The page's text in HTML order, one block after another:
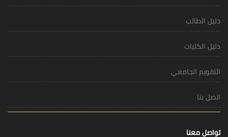
دليل الطالب
دليل الكليات
التقويم الجامعي
اتصل بنا
تواصل معنا